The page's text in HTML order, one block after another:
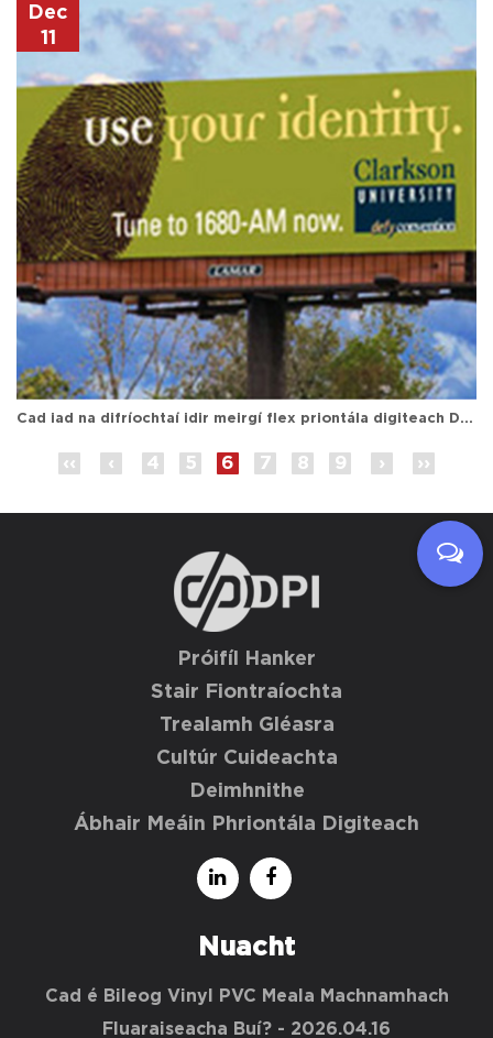
Dec
11
Cad iad na difríochtaí idir meirgí flex priontála digiteach DPI laistigh agus lasmuigh?
‹‹ ‹ 4 5 6 7 8 9 › ››
Próifíl Hanker
Stair Fiontraíochta
Trealamh Gléasra
Cultúr Cuideachta
Deimhnithe
Ábhair Meáin Phriontála Digiteach
Nuacht
Cad é Bileog Vinyl PVC Meala Machnamhach
Fluaraiseacha Buí? - 2026.04.16